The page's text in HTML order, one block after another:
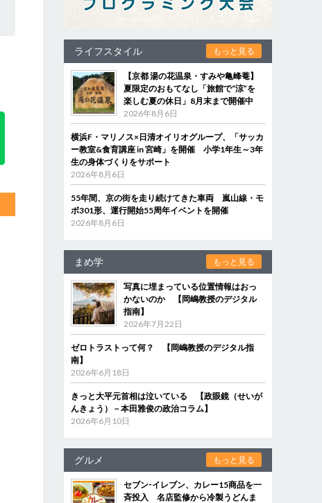
ライフスタイル もっと見る
【京都 湯の花温泉・すみや亀峰菴】
夏限定のおもてなし「旅館で“涼”を
楽しむ夏の休日」8月末まで開催中
2026年8月6日
横浜F・マリノス×日清オイリオグループ、「サッカ
ー教室&食育講座 in 宮崎」を開催 小学1年生～3年
生の身体づくりをサポート
2026年8月6日
55年間、京の街を走り続けてきた車両 嵐山線・モ
ボ301形、運行開始55周年イベントを開催
2026年8月6日
まめ学 もっと見る
写真に埋まっている位置情報はおっ
かないのか 【岡嶋教授のデジタル
指南】
2026年7月22日
ゼロトラストって何？ 【岡嶋教授のデジタル指
南】
2026年6月18日
きっと大平元首相は泣いている 【政眼鏡（せいが
んきょう）－本田雅俊の政治コラム】
2026年6月10日
グルメ もっと見る
セブン‐イレブン、カレー15商品を一
斉投入 名店監修から冷製うどんま